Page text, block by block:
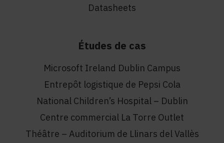
Datasheets
Études de cas
Microsoft Ireland Dublin Campus
Entrepôt logistique de Pepsi Cola
National Children’s Hospital – Dublin
Centre commercial La Torre Outlet
Théâtre – Auditorium de Llinars del Vallès